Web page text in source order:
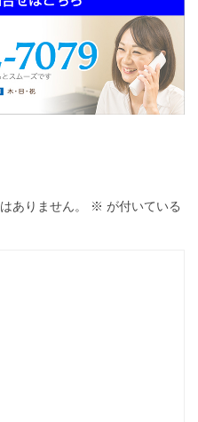
ありません。 ※ が付いている